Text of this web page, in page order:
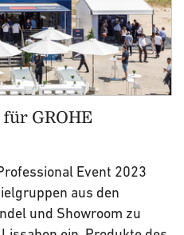
GROHE
Event 2023
aus den
und Showroom zu